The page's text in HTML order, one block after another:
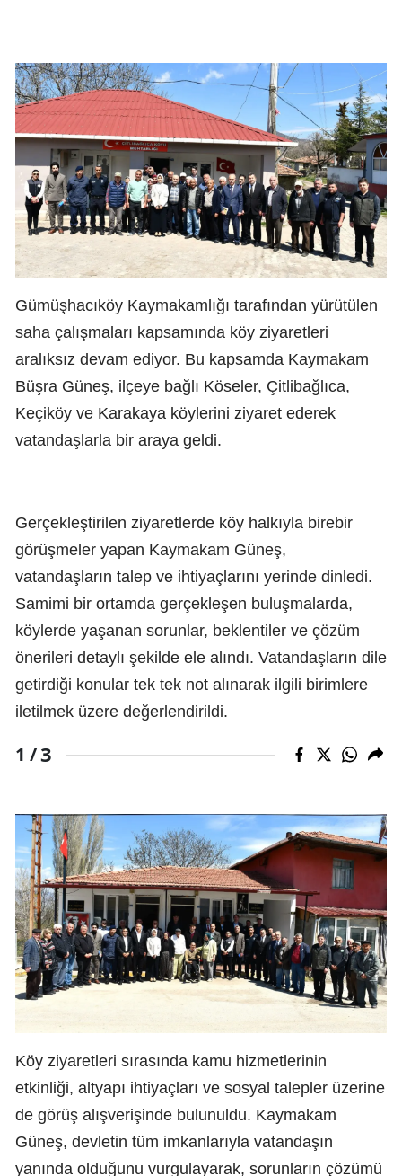
Gümüşhacıköy Kaymakamlığı tarafından yürütülen
saha çalışmaları kapsamında köy ziyaretleri
aralıksız devam ediyor. Bu kapsamda Kaymakam
Büşra Güneş, ilçeye bağlı Köseler, Çitlibağlıca,
Keçiköy ve Karakaya köylerini ziyaret ederek
vatandaşlarla bir araya geldi.
Gerçekleştirilen ziyaretlerde köy halkıyla birebir
görüşmeler yapan Kaymakam Güneş,
vatandaşların talep ve ihtiyaçlarını yerinde dinledi.
Samimi bir ortamda gerçekleşen buluşmalarda,
köylerde yaşanan sorunlar, beklentiler ve çözüm
önerileri detaylı şekilde ele alındı. Vatandaşların dile
getirdiği konular tek tek not alınarak ilgili birimlere
iletilmek üzere değerlendirildi.
1 /3
Köy ziyaretleri sırasında kamu hizmetlerinin
etkinliği, altyapı ihtiyaçları ve sosyal talepler üzerine
de görüş alışverişinde bulunuldu. Kaymakam
Güneş, devletin tüm imkanlarıyla vatandaşın
yanında olduğunu vurgulayarak, sorunların çözümü